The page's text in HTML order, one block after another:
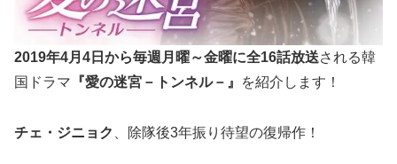
2019年4月4日から毎週月曜～金曜に全16話放送される韓
国ドラマ 『愛の迷宮－トンネル－』 を紹介します！
チェ・ジニョク 、除隊後3年振り待望の復帰作！